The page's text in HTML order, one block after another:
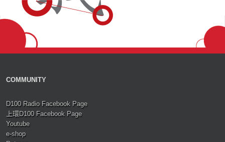
COMMUNITY
D100 Radio Facebook Page
上環D100 Facebook Page
Youtube
e-shop